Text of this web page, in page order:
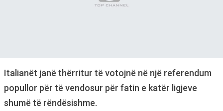
Italianët janë thërritur të votojnë në një referendum
popullor për të vendosur për fatin e katër ligjeve
shumë të rëndësishme.